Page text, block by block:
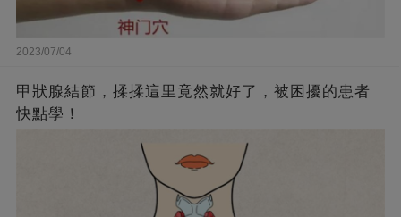
2023/07/04
甲狀腺結節，揉揉這里竟然就好了，被困擾的患者
快點學！